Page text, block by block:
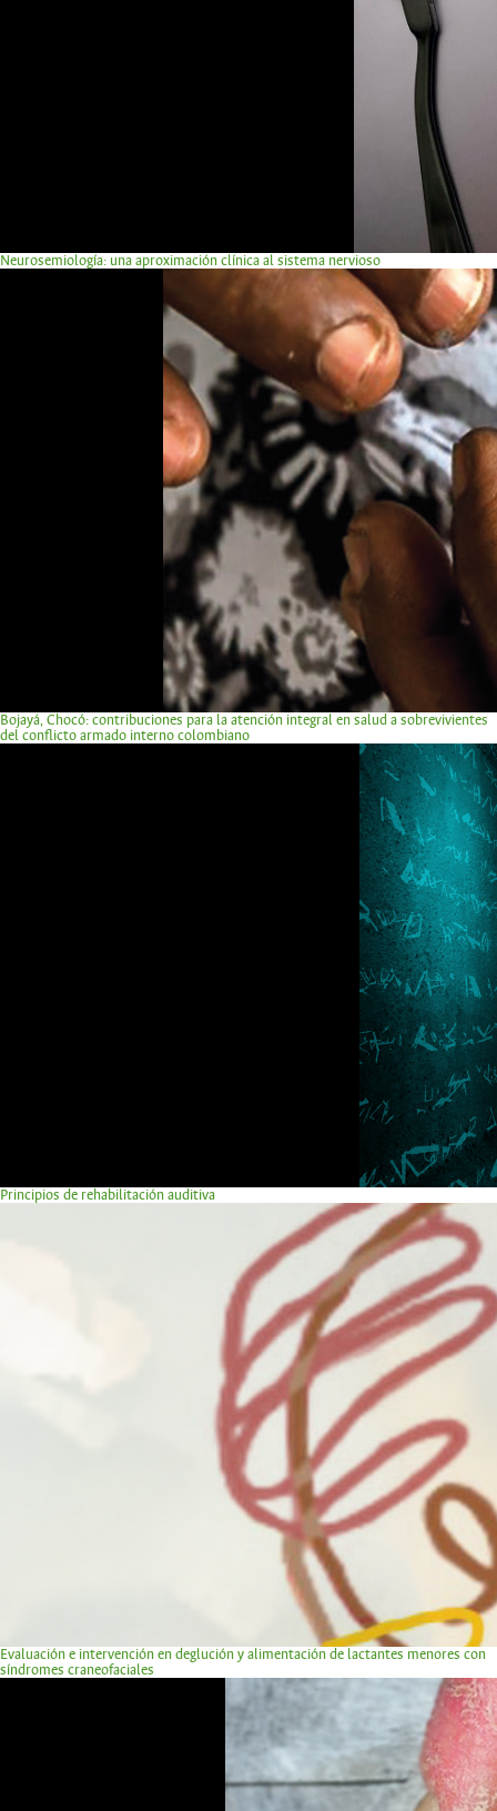
Neurosemiología: una aproximación clínica al sistema nervioso
Bojayá, Chocó: contribuciones para la atención integral en salud a sobrevivientes
del conflicto armado interno colombiano
Principios de rehabilitación auditiva
Evaluación e intervención en deglución y alimentación de lactantes menores con
síndromes craneofaciales